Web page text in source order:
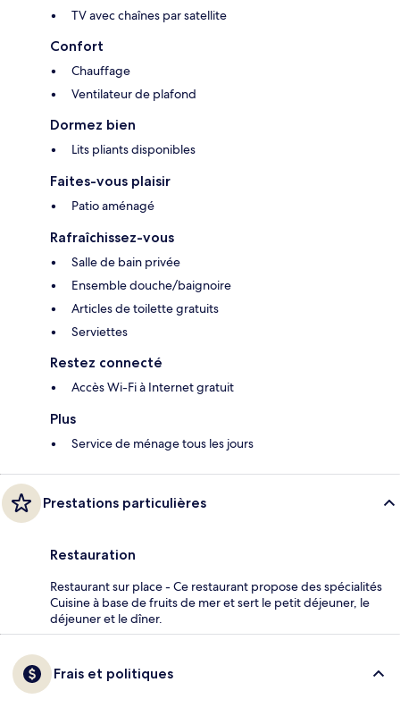
TV avec chaînes par satellite
Confort
Chauffage
Ventilateur de plafond
Dormez bien
Lits pliants disponibles
Faites-vous plaisir
Patio aménagé
Rafraîchissez-vous
Salle de bain privée
Ensemble douche/baignoire
Articles de toilette gratuits
Serviettes
Restez connecté
Accès Wi-Fi à Internet gratuit
Plus
Service de ménage tous les jours
Prestations particulières
Restauration
Restaurant sur place - Ce restaurant propose des spécialités
Cuisine à base de fruits de mer et sert le petit déjeuner, le
déjeuner et le dîner.
Frais et politiques